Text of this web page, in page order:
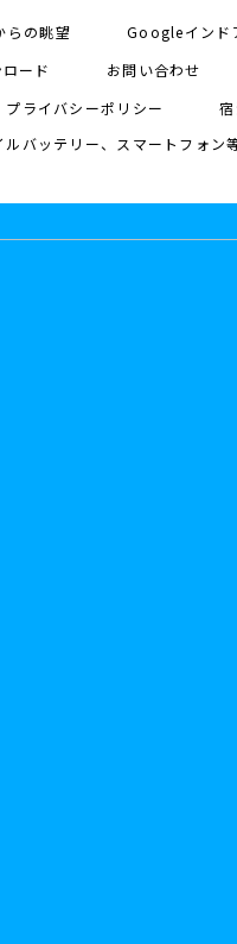
らの眺望 Googleインド
ード お問い合わせ
プライバシーポリシー
ルバッテリー、スマートフォン